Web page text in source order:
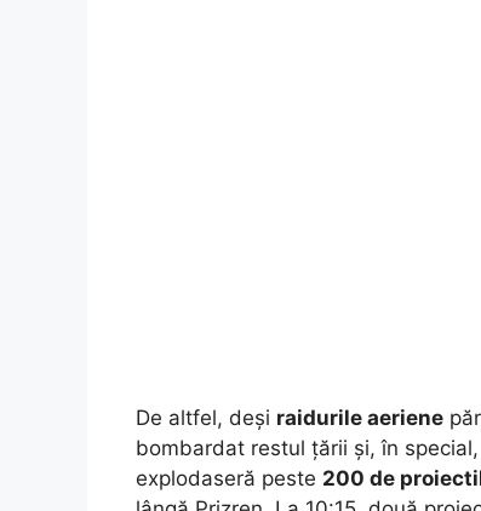
De altfel, deși raidurile aeriene
bombardat restul țării și, în
explodaseră peste 200 de